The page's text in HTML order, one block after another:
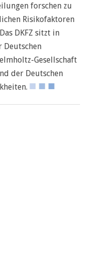
forschen zu
Risikofaktoren
DKFZ sitzt in
Gesellschaft
der Deutschen